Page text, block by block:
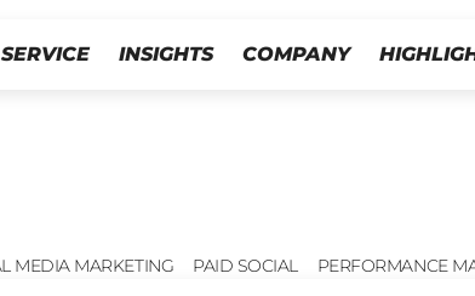
SERVICE INSIGHTS COMPANY
MEDIA MARKETING PAID SOCIAL PERFORMANCE